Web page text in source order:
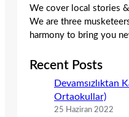
We cover local stories
We are three
harmony to bring you
Recent Posts
Devamsızlıktan
Ortaokullar)
25 Haziran 2022